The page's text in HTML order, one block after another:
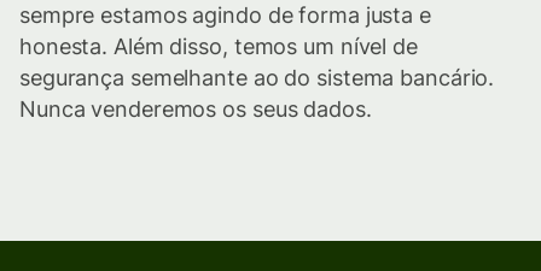
sempre estamos agindo de forma justa e
honesta. Além disso, temos um nível de
segurança semelhante ao do sistema bancário.
Nunca venderemos os seus dados.